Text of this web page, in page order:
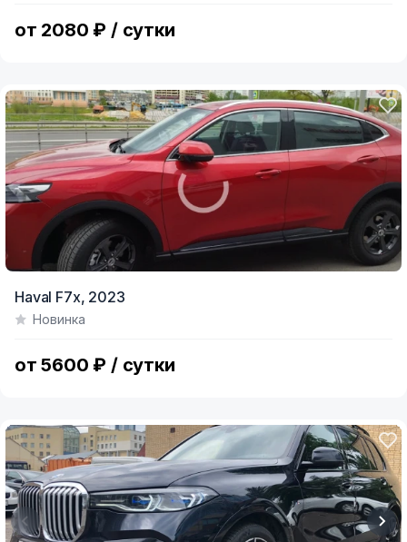
от 2080 ₽ / сутки
Haval F7x, 2023
Новинка
от 5600 ₽ / сутки